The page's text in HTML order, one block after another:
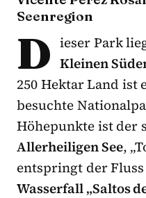
Seenregion
D ieser Park
Kleinen
250 Hektar Land ist
besuchte
Höhepunkte ist der
Allerheiligen See,
entspringt der
Wasserfall „Saltos